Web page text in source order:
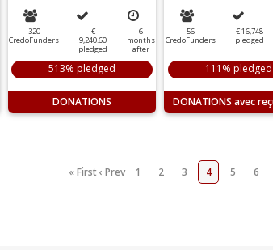
320
CredoFunders
€
9,240.60
pledged
6
months
after
513% pledged
DONATIONS
56
CredoFunders
€ 16,748
pledged
111% pledged
DONATIONS
« First‹ Prev 1 2 3 4 5 6